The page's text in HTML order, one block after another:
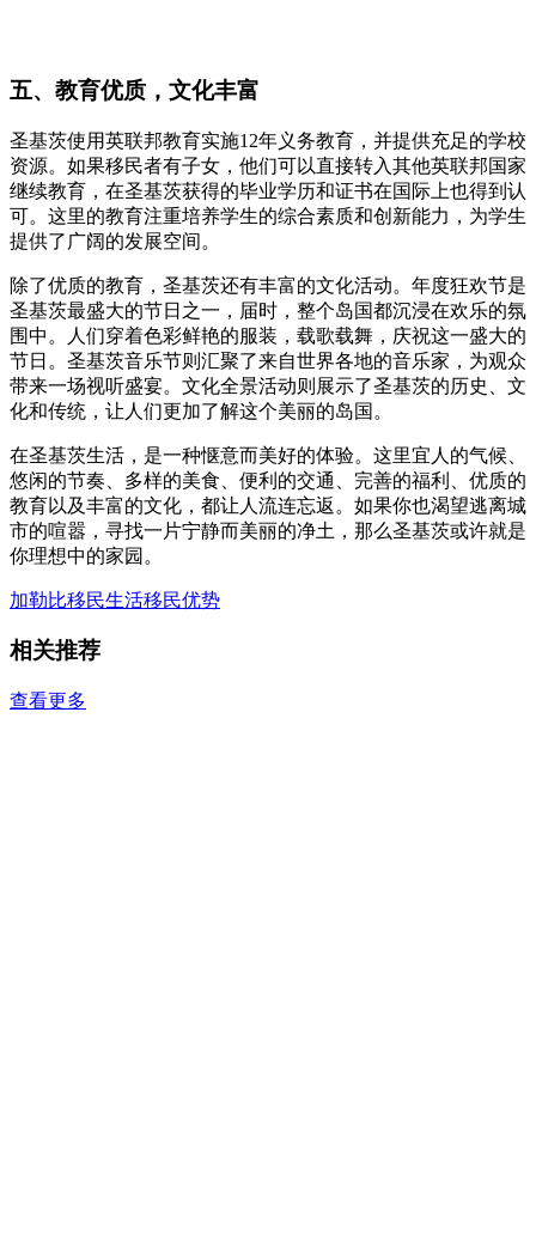
五、教育优质，文化丰富
圣基茨使用英联邦教育实施12年义务教育，并提供充足的学校
资源。如果移民者有子女，他们可以直接转入其他英联邦国家
继续教育，在圣基茨获得的毕业学历和证书在国际上也得到认
可。这里的教育注重培养学生的综合素质和创新能力，为学生
提供了广阔的发展空间。
除了优质的教育，圣基茨还有丰富的文化活动。年度狂欢节是
圣基茨最盛大的节日之一，届时，整个岛国都沉浸在欢乐的氛
围中。人们穿着色彩鲜艳的服装，载歌载舞，庆祝这一盛大的
节日。圣基茨音乐节则汇聚了来自世界各地的音乐家，为观众
带来一场视听盛宴。文化全景活动则展示了圣基茨的历史、文
化和传统，让人们更加了解这个美丽的岛国。
在圣基茨生活，是一种惬意而美好的体验。这里宜人的气候、
悠闲的节奏、多样的美食、便利的交通、完善的福利、优质的
教育以及丰富的文化，都让人流连忘返。如果你也渴望逃离城
市的喧嚣，寻找一片宁静而美丽的净土，那么圣基茨或许就是
你理想中的家园。
加勒比移民生活移民优势
相关推荐
查看更多